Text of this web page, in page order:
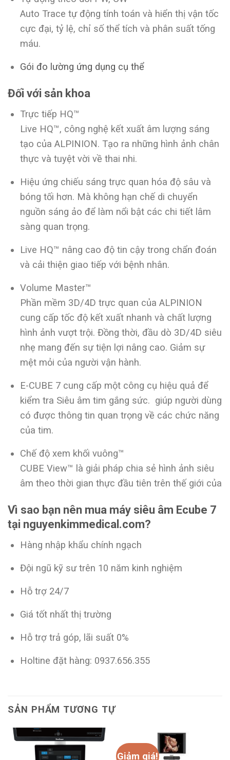
Auto Trace tự động tính toán và hiển thị vận tốc
cực đại, tỷ lệ, chỉ số thể tích và phân suất tống
máu.
Gói đo lường ứng dụng cụ thể
Đối với sản khoa
Trực tiếp HQ™
Live HQ™, công nghệ kết xuất âm lượng sáng
tạo của ALPINION. Tạo ra những hình ảnh chân
thực và tuyệt vời về thai nhi.
Hiệu ứng chiếu sáng trực quan hóa độ sâu và
bóng tối hơn. Mà không hạn chế di chuyển
nguồn sáng ảo để làm nổi bật các chi tiết lâm
sàng quan trọng.
Live HQ™ nâng cao độ tin cậy trong chẩn đoán
và cải thiện giao tiếp với bệnh nhân.
Volume Master™
Phần mềm 3D/4D trực quan của ALPINION
cung cấp tốc độ kết xuất nhanh và chất lượng
hình ảnh vượt trội. Đồng thời, đầu dò 3D/4D siêu
nhẹ mang đến sự tiện lợi nâng cao. Giảm sự
mệt mỏi của người vận hành.
E-CUBE 7 cung cấp một công cụ hiệu quả để
kiểm tra Siêu âm tim gắng sức. giúp người dùng
có được thông tin quan trọng về các chức năng
của tim.
Chế độ xem khối vuông™
CUBE View™ là giải pháp chia sẻ hình ảnh siêu
âm theo thời gian thực đầu tiên trên thế giới của
Vì sao bạn nên mua máy siêu âm Ecube 7
tại nguyenkimmedical.com?
Hàng nhập khẩu chính ngạch
Đội ngũ kỹ sư trên 10 năm kinh nghiệm
Hỗ trợ 24/7
Giá tốt nhất thị trường
Hỗ trợ trả góp, lãi suất 0%
Holtine đặt hàng: 0937.656.355
SẢN PHẨM TƯƠNG TỰ
Giảm giá!